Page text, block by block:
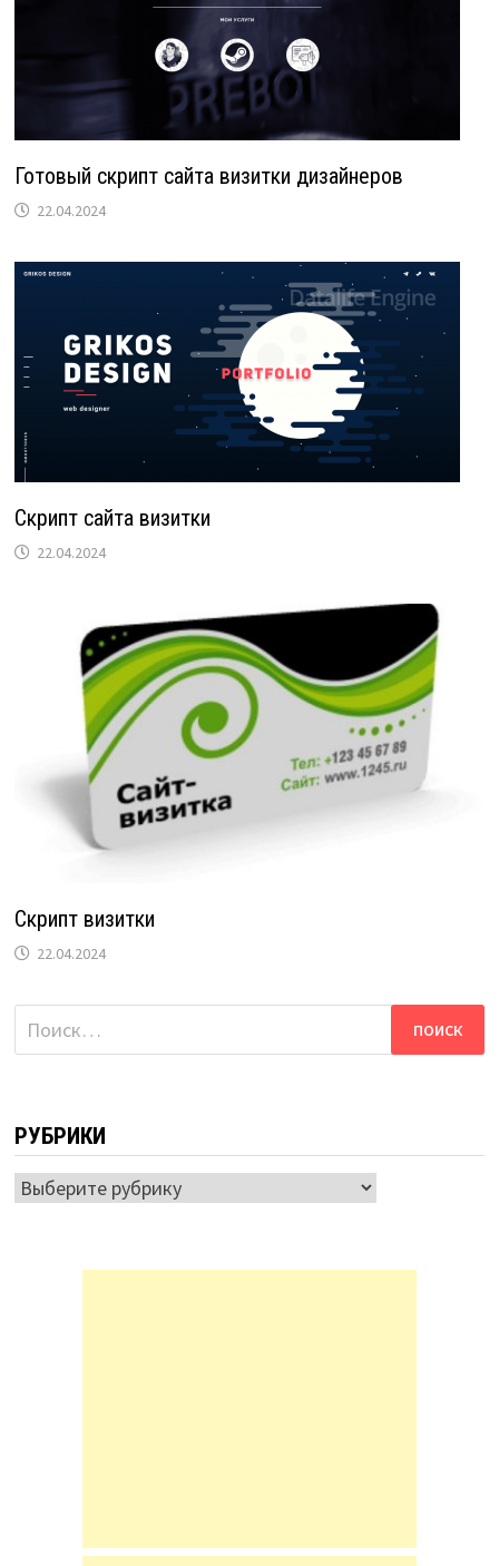
Готовый скрипт сайта визитки дизайнеров
22.04.2024
Скрипт сайта визитки
22.04.2024
Скрипт визитки
22.04.2024
Найти:
РУБРИКИ
Рубрики